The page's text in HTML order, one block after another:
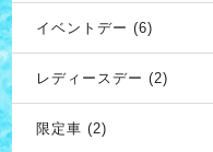
イベントデー (6)
レディースデー (2)
限定車 (2)